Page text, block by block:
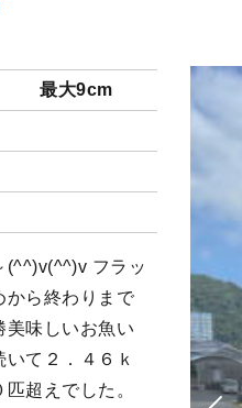
最大9cm
(^^)v(^^)v フラッ
から終わりまで
美味しいお魚い
て２．４６ｋ
超えでした。